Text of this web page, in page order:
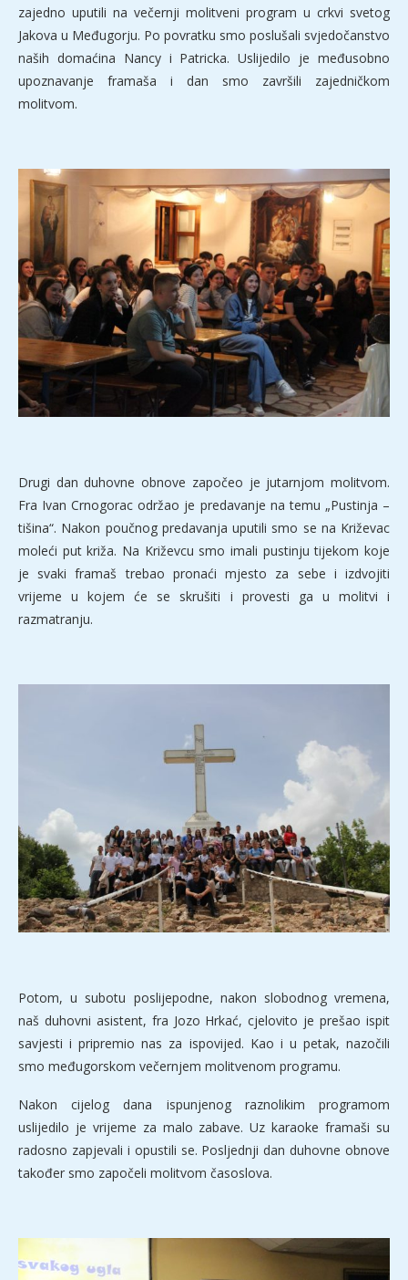
zajedno uputili na večernji molitveni program u crkvi svetog
Jakova u Međugorju. Po povratku smo poslušali svjedočanstvo
naših domaćina Nancy i Patricka. Uslijedilo je međusobno
upoznavanje framaša i dan smo završili zajedničkom
molitvom.
Drugi dan duhovne obnove započeo je jutarnjom molitvom.
Fra Ivan Crnogorac održao je predavanje na temu „Pustinja –
tišina“. Nakon poučnog predavanja uputili smo se na Križevac
moleći put križa. Na Križevcu smo imali pustinju tijekom koje
je svaki framaš trebao pronaći mjesto za sebe i izdvojiti
vrijeme u kojem će se skrušiti i provesti ga u molitvi i
razmatranju.
Potom, u subotu poslijepodne, nakon slobodnog vremena,
naš duhovni asistent, fra Jozo Hrkać, cjelovito je prešao ispit
savjesti i pripremio nas za ispovijed. Kao i u petak, nazočili
smo međugorskom večernjem molitvenom programu.
Nakon cijelog dana ispunjenog raznolikim programom
uslijedilo je vrijeme za malo zabave. Uz karaoke framaši su
radosno zapjevali i opustili se. Posljednji dan duhovne obnove
također smo započeli molitvom časoslova.